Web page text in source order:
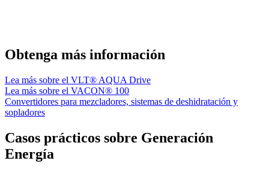
Obtenga más información
Lea más sobre el VLT® AQUA Drive
Lea más sobre el VACON® 100
Convertidores para mezcladores, sistemas de deshidratación y
sopladores
Casos prácticos sobre Generación
Energía